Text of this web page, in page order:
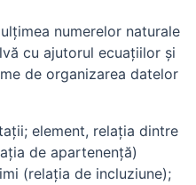
numerelor naturale
cu ajutorul ecuaţiilor şi
de organizarea datelor
element, relaţia dintre
de apartenenţă)
(relaţia de incluziune);